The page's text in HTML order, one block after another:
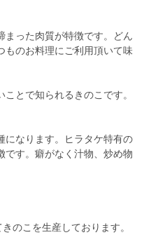
まった肉質が特徴です。どん
ものお料理にご利用頂いて味
とで知られるきのこです。
になります。ヒラタケ特有の
です。癖がなく汁物、炒め物
のこを生産しております。